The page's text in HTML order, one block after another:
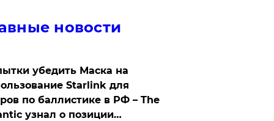
новости
убедить Маска на
Starlink для
по баллистике в РФ – The
узнал о позиции